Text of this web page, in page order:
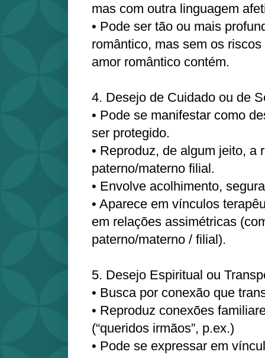
mas com outra linguagem
• Pode ser tão ou mais
romântico, mas sem os
amor romântico contém.
4. Desejo de Cuidado ou de
• Pode se manifestar como
ser protegido.
• Reproduz, de algum jeito, a
paterno/materno filial.
• Envolve acolhimento,
• Aparece em vínculos
em relações assimétricas
paterno/materno / filial).
5. Desejo Espiritual ou
• Busca por conexão que
• Reproduz conexões
(“queridos irmãos”, p.ex.)
• Pode se expressar em